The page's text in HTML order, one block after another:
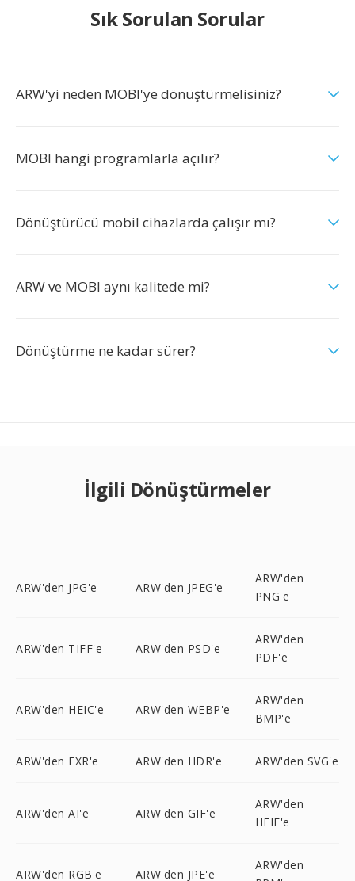
Sık Sorulan Sorular
ARW'yi neden MOBI'ye dönüştürmelisiniz?
MOBI hangi programlarla açılır?
Dönüştürücü mobil cihazlarda çalışır mı?
ARW ve MOBI aynı kalitede mi?
Dönüştürme ne kadar sürer?
İlgili Dönüştürmeler
ARW'den JPG'e ARW'den JPEG'e
ARW'den
PNG'e
ARW'den TIFF'e ARW'den PSD'e
ARW'den
PDF'e
ARW'den HEIC'e ARW'den WEBP'e
ARW'den
BMP'e
ARW'den EXR'e ARW'den HDR'e ARW'den SVG'e
ARW'den AI'e ARW'den GIF'e
ARW'den
HEIF'e
ARW'den RGB'e ARW'den JPE'e
ARW'den